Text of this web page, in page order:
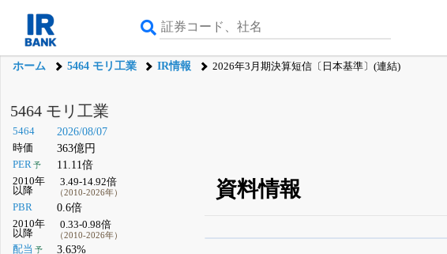
ホーム 5464 モリ工業 IR情報 2026年3月期決算短信〔日本基準〕(連結)
5464 モリ工業
5464 2026/08/07
時価 363億円
PER予 11.11倍
2010年
以降
3.49-14.92倍
（2010-2026年）
PBR 0.6倍
2010年
以降
0.33-0.98倍
（2010-2026年）
配当 予 3.63%
資料情報